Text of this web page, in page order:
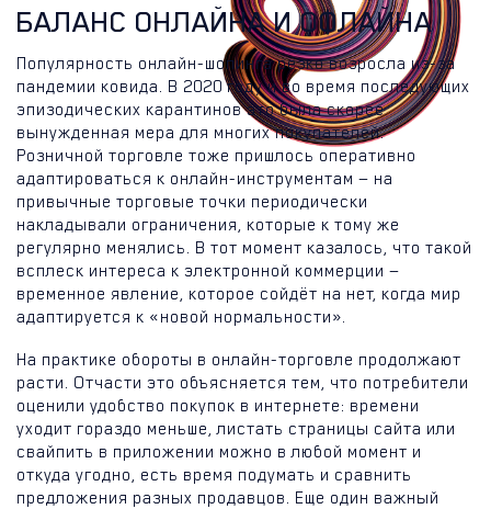
БАЛАНС ОНЛАЙНА И ОФЛАЙНА
Популярность онлайн-шопинга резко возросла из-за
пандемии ковида. В 2020 году и во время последующих
эпизодических карантинов это была скорее
вынужденная мера для многих покупателей.
Розничной торговле тоже пришлось оперативно
адаптироваться к онлайн-инструментам — на
привычные торговые точки периодически
накладывали ограничения, которые к тому же
регулярно менялись. В тот момент казалось, что такой
всплеск интереса к электронной коммерции —
временное явление, которое сойдёт на нет, когда мир
адаптируется к «новой нормальности».
На практике обороты в онлайн-торговле продолжают
расти. Отчасти это объясняется тем, что потребители
оценили удобство покупок в интернете: времени
уходит гораздо меньше, листать страницы сайта или
свайпить в приложении можно в любой момент и
откуда угодно, есть время подумать и сравнить
предложения разных продавцов. Еще один важный